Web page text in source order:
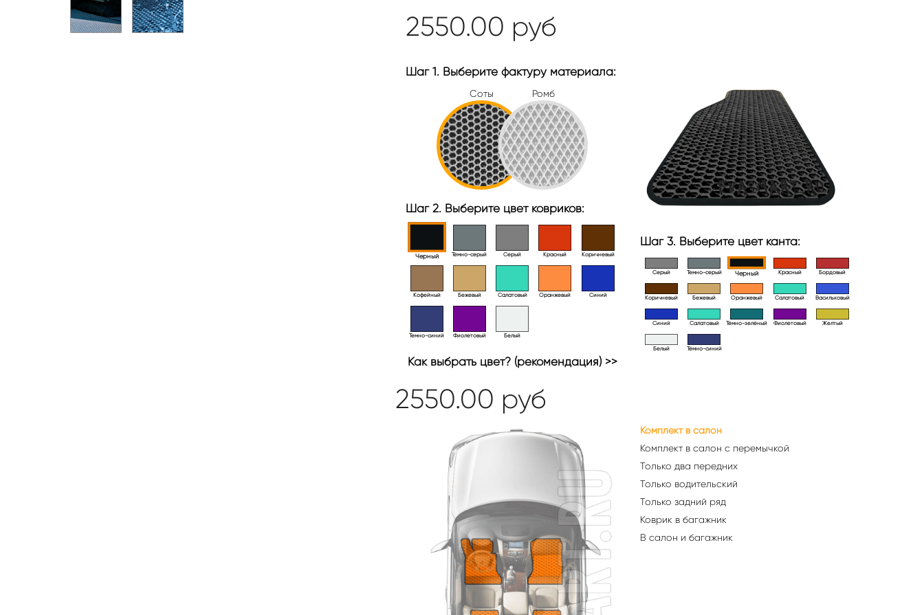
2550.00 руб
Шаг 1. Выберите фактуру материала:
Соты Ромб
Шаг 2. Выберите цвет ковриков:
Черный Тёмно-серый Серый Красный Коричневый
Кофейный Бежевый Салатовый Оранжевый Синий
Темно-синий Фиолетовый Белый
Как выбрать цвет? (рекомендация) >>
Шаг 3. Выберите цвет канта:
Серый Темно-серый Черный Красный Бордовый
Коричневый Бежевый Оранжевый Салатовый Васильковый
Синий Салатовый Тёмно-зелёный Фиолетовый Желтый
Белый Тёмно-синий
2550.00 руб
Комплект в салон
Комплект в салон с перемычкой
Только два передних
Только водительский
Только задний ряд
Коврик в багажник
В салон и багажник